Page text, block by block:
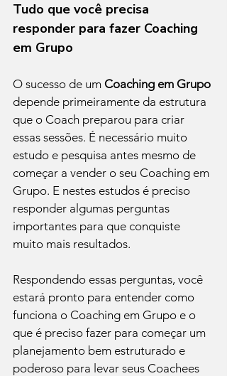
Tudo que você precisa
responder para fazer Coaching
em Grupo
O sucesso de um Coaching em Grupo
depende primeiramente da estrutura
que o Coach preparou para criar
essas sessões. É necessário muito
estudo e pesquisa antes mesmo de
começar a vender o seu Coaching em
Grupo. E nestes estudos é preciso
responder algumas perguntas
importantes para que conquiste
muito mais resultados.
Respondendo essas perguntas, você
estará pronto para entender como
funciona o Coaching em Grupo e o
que é preciso fazer para começar um
planejamento bem estruturado e
poderoso para levar seus Coachees